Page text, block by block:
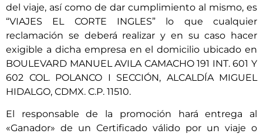
del viaje, así como de dar cumplimiento al mismo, es
“VIAJES EL CORTE INGLES” lo que cualquier
reclamación se deberá realizar y en su caso hacer
exigible a dicha empresa en el domicilio ubicado en
BOULEVARD MANUEL AVILA CAMACHO 191 INT. 601 Y
602 COL. POLANCO I SECCIÓN, ALCALDÍA MIGUEL
HIDALGO, CDMX. C.P. 11510.
El responsable de la promoción hará entrega al
«Ganador» de un Certificado válido por un viaje o